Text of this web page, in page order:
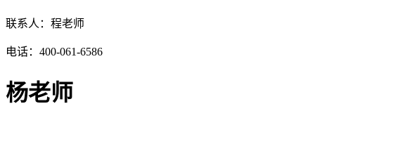
联系人：程老师
电话：400-061-6586
杨老师